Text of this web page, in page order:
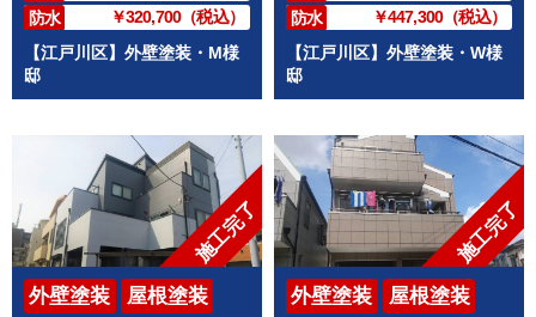
防水
￥320,700（税込）
【江戸川区】外壁塗装・M様
邸
防水
￥447,300（税込）
【江戸川区】外壁塗装・W様
邸
施工完了
外壁塗装
屋根塗装
施工完了
外壁塗装
屋根塗装